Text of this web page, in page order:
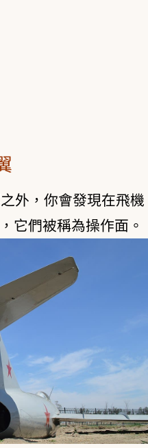
外，你會發現在飛機
它們被稱為操作面。